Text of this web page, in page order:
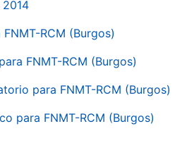
2014
RCM (Burgos)
FNMT-RCM (Burgos)
para FNMT-RCM (Burgos)
para FNMT-RCM (Burgos)